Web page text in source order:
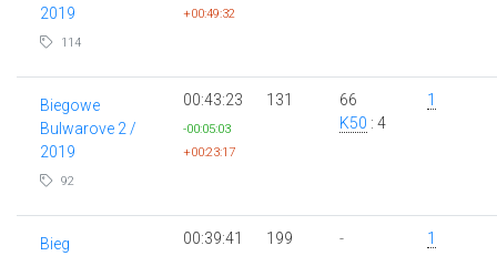
2019
114
+00:49:32
Biegowe
Bulwarove 2 /
2019
92
00:43:23
-00:05:03
+00:23:17
131
66
K50 : 4
1
Bieg
00:39:41 199 - 1